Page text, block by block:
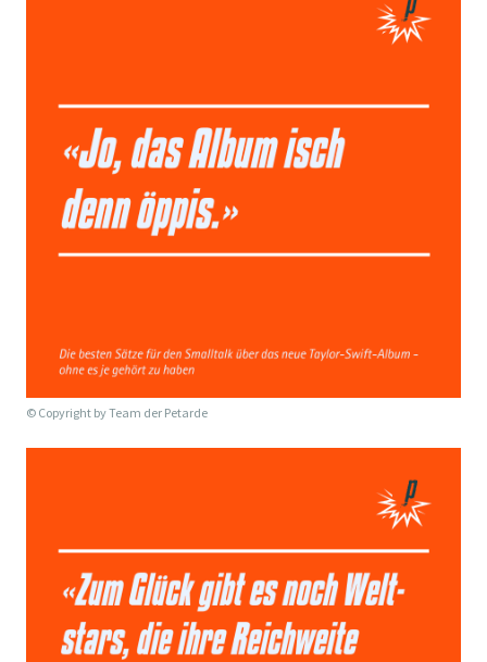
© Copyright byTeam der Petarde